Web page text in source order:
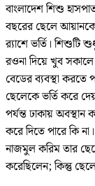
বাংলাদেশ শিশু
বছরের ছেলে
র‌্যাশে ভর্তি। শিশুটি
রওনা দিয়ে খুব
বেডের ব্যবস্থা করতে
ছেলেকে ভর্তি করে
পর্যন্ত ঢাকায়
করে দিতে পারে কি
নাজমুল করিম তার
করেছিলেন; কিন্তু